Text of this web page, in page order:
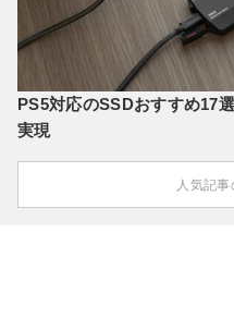
PS5対応のSSDおすすめ17
実現
人気記事